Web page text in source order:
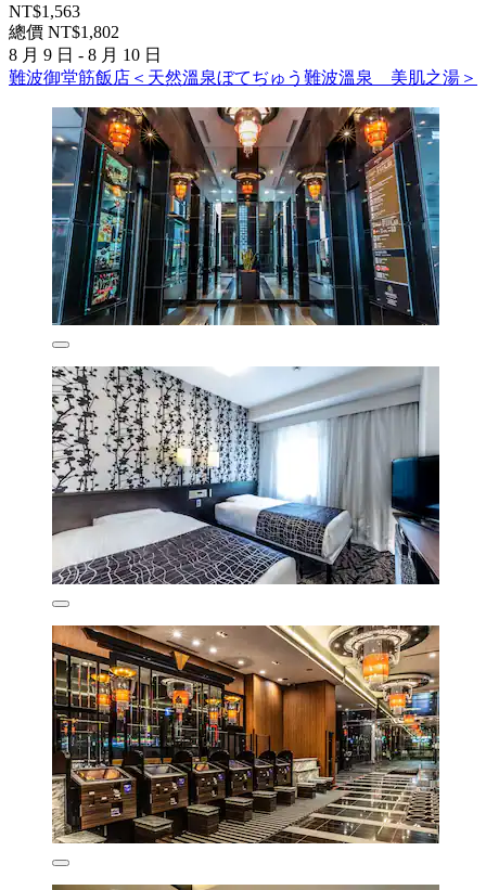
NT$1,563
總價 NT$1,802
8 月 9 日 - 8 月 10 日
難波御堂筋飯店＜天然溫泉ぼてぢゅう難波溫泉 美肌之湯＞